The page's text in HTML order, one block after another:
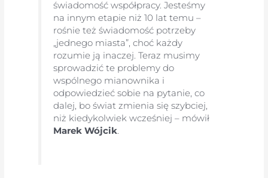
świadomość współpracy. Jesteśmy
na innym etapie niż 10 lat temu –
rośnie też świadomość potrzeby
„jednego miasta”, choć każdy
rozumie ją inaczej. Teraz musimy
sprowadzić te problemy do
wspólnego mianownika i
odpowiedzieć sobie na pytanie, co
dalej, bo świat zmienia się szybciej,
niż kiedykolwiek wcześniej – mówił
Marek Wójcik.